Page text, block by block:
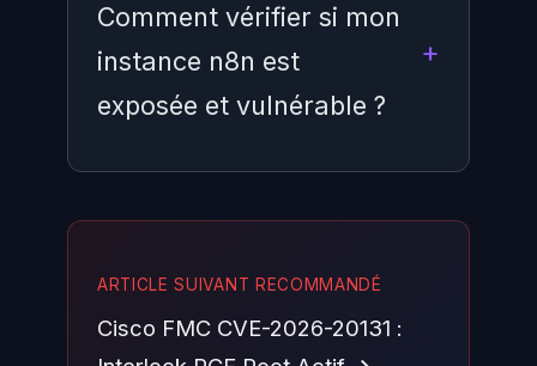
Comment vérifier si mon
instance n8n est
exposée et vulnérable ?
Vérifiez si votre instance n8n est
authentification en testant son
URL publique. Consultez la page
ARTICLE SUIVANT RECOMMANDÉ
Cisco FMC CVE-2026-20131 :